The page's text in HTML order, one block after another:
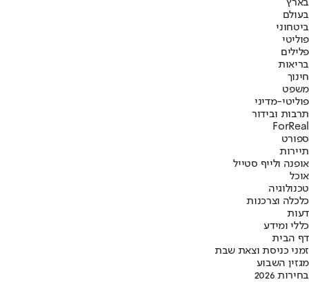
בארץ
בעולם
ביטחוני
פוליטי
פלילים
בריאות
חינוך
משפט
פוליטי-מדיני
תרבות ובידור
ForReal
ספורט
תיירות
אופנה ולייף סטייל
אוכל
טכנולוגיה
כלכלה וצרכנות
דעות
כללי ומידע
דף הבית
זמני כניסת וצאת שבת
מגזין השבוע
בחירות 2026